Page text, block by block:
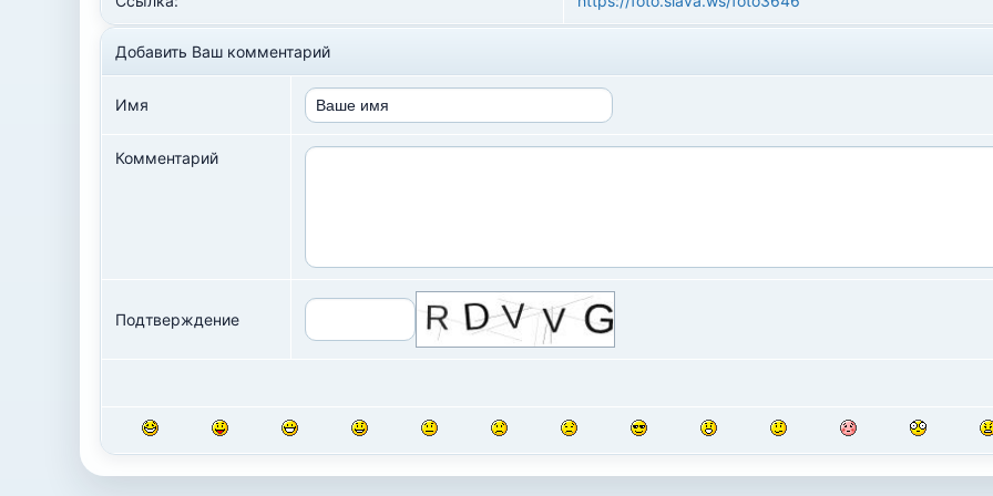
Добавить Ваш комментарий
Имя
Комментарий
Подтверждение